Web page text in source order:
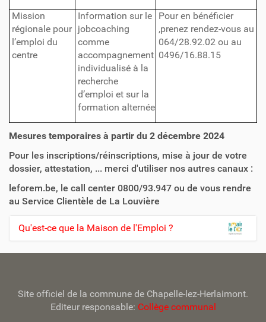
Mission
régionale pour
l’emploi du
centre
Information sur le
jobcoaching
comme
accompagnement
individualisé à la
recherche
d’emploi et sur la
formation alternée
Pour en bénéficier
,prenez rendez-vous au
064/28.92.02 ou au
0496/16.88.15
Mesures temporaires à partir du 2 décembre 2024
Pour les inscriptions/réinscriptions, mise à jour de votre
dossier, attestation, ... merci d'utiliser nos autres canaux :
leforem.be, le call center 0800/93.947 ou de vous rendre
au Service Clientèle de La Louvière
N
g
Qu'est-ce que la Maison de l'Emploi ?
Site officiel de la commune de Chapelle-lez-Herlaimont.
Editeur responsable: Collège communal